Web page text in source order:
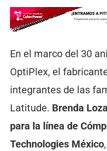
En el marco del 30
OptiPlex, el
integrantes de las
Latitude. Brenda
para la línea de
Technologies México